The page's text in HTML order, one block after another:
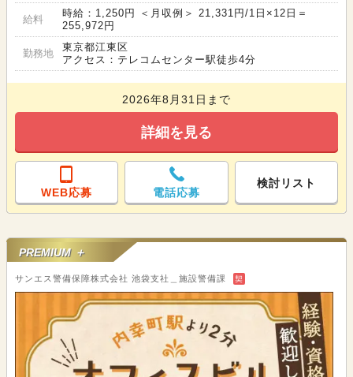
給料
時給：1,250円 ＜月収例＞ 21,331円/1日×12日＝
255,972円
勤務地
東京都江東区
アクセス：テレコムセンター駅徒歩4分
2026年8月31日まで
詳細を見る
WEB応募 電話応募
検討リスト
PREMIUM ＋
サンエス警備保障株式会社 池袋支社＿施設警備課 契